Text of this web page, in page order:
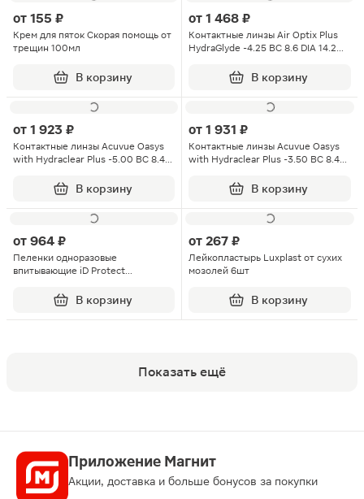
от 155 ₽
Крем для пяток Скорая помощь от
трещин 100мл
В корзину
от 1 468 ₽
Контактные линзы Air Optix Plus
HydraGlyde -4.25 BC 8.6 DIA 14.2
В корзину
от 1 923 ₽
Контактные линзы Acuvue Oasys
with Hydraclear Plus -5.00 BC 8.4
В корзину
от 1 931 ₽
Контактные линзы Acuvue Oasys
with Hydraclear Plus -3.50 BC 8.4
В корзину
от 964 ₽
Пеленки одноразовые
впитывающие iD Protect
В корзину
от 267 ₽
Лейкопластырь Luxplast от сухих
мозолей 6шт
В корзину
Показать ещё
Приложение Магнит
Акции, доставка и больше бонусов за покупки